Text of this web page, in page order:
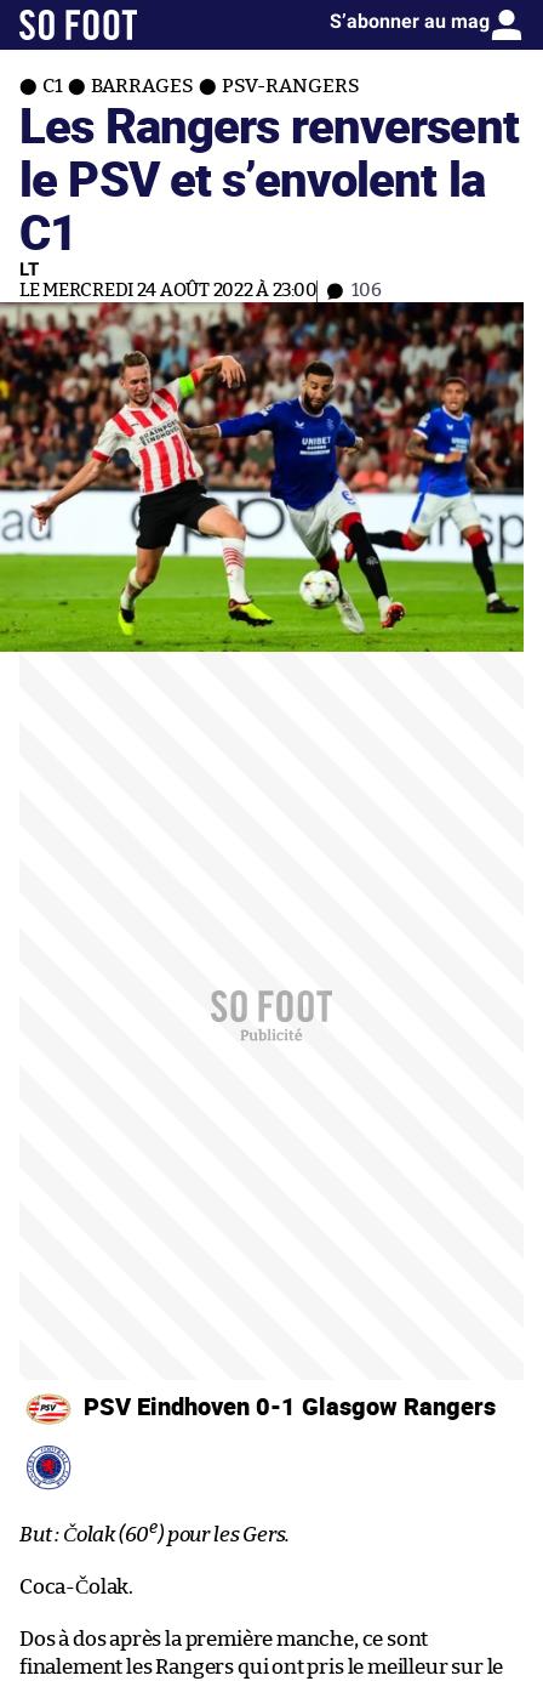
S’abonner au mag
C1 BARRAGES PSV-RANGERS
Les Rangers renversent
le PSV et s’envolent la
C1
LT
LE MERCREDI 24 AOÛT 2022 À 23:00 106
PSV Eindhoven 0-1 Glasgow Rangers
But : Čolak (60e) pour les Gers.
Coca-Čolak.
Dos à dos après la première manche, ce sont
finalement les Rangers qui ont pris le meilleur sur le